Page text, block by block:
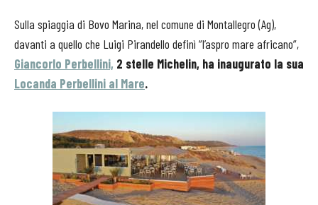
Sulla spiaggia di Bovo Marina, nel comune di Montallegro (Ag),
davanti a quello che Luigi Pirandello definì ”l’aspro mare africano”,
Giancorlo Perbellini, 2 stelle Michelin, ha inaugurato la sua
Locanda Perbellini al Mare.